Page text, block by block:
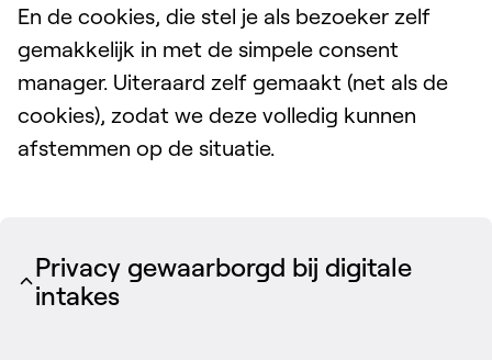
En de cookies, die stel je als bezoeker zelf
gemakkelijk in met de simpele consent
manager. Uiteraard zelf gemaakt (net als de
cookies), zodat we deze volledig kunnen
afstemmen op de situatie.
Privacy gewaarborgd bij digitale
intakes